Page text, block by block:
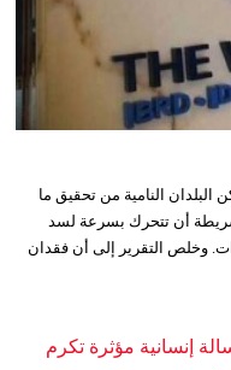
البلدان النامية من تحقيق ما
أن تتحرك بسرعة لسد
وخلص التقرير إلى أن فقدان
إنسانية مؤثرة تكرم